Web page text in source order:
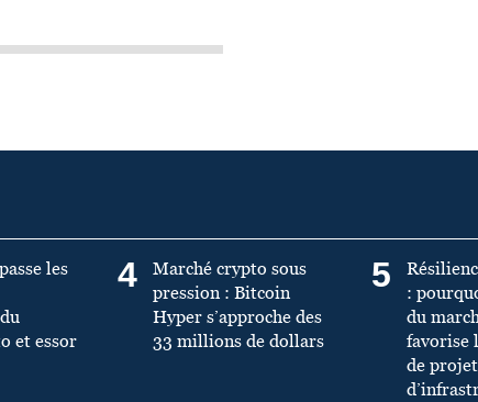
les
et essor
4
Marché crypto sous
pression : Bitcoin
Hyper s’approche des
33 millions de dollars
5
:
du
favorise
de